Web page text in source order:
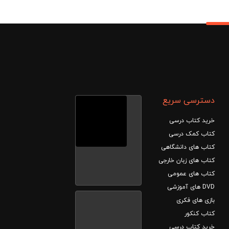
دسترسی سریع
خرید کتاب درسی
کتاب کمک درسی
کتاب های دانشگاهی
کتاب های زبان خارجی
کتاب های عمومی
DVD های آموزشی
بازی های فکری
کتاب کنکور
خرید کتاب درسی